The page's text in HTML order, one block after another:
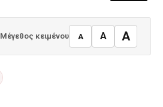
Μέγεθος κειμένου A A A